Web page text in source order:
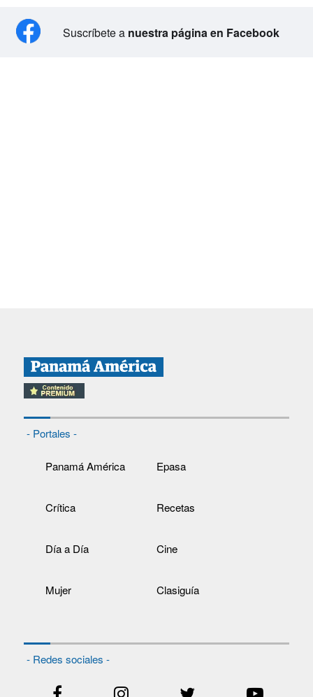
Suscríbete a nuestra página en Facebook
- Portales -
Panamá América Epasa
Crítica Recetas
Día a Día Cine
Mujer Clasiguía
- Redes sociales -